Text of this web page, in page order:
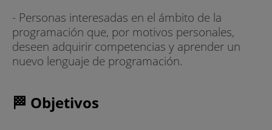
- Personas interesadas en el ámbito de la
programación que, por motivos personales,
deseen adquirir competencias y aprender un
nuevo lenguaje de programación.
🏁 Objetivos